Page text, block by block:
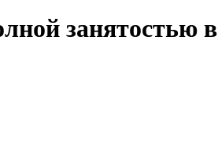
занятостью в